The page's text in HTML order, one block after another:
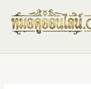
content